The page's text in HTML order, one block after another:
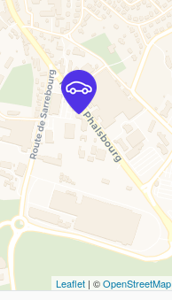
Leaflet | ©OpenStreetMap